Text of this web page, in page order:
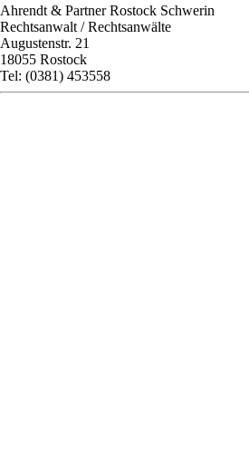
Ahrendt & Partner Rostock Schwerin
Rechtsanwalt / Rechtsanwälte
Augustenstr. 21
18055 Rostock
Tel: (0381) 453558